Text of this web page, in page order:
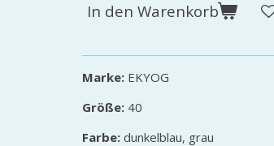
In den Warenkorb
Marke: EKYOG
Größe: 40
Farbe: dunkelblau, grau